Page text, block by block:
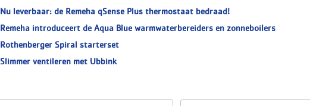
Nu leverbaar: de Remeha qSense Plus thermostaat bedraad!
Remeha introduceert de Aqua Blue warmwaterbereiders en zonneboilers
Rothenberger Spiral starterset
Slimmer ventileren met Ubbink